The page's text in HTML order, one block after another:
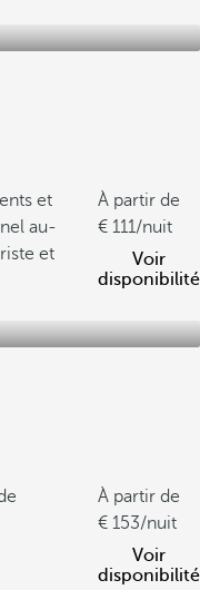
et
au-
et
À partir de
111/nuit
Voir
disponibilité
À partir de
153/nuit
Voir
disponibilité